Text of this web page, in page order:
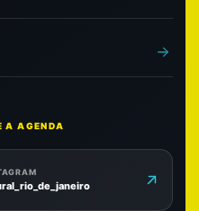
A AGENDA